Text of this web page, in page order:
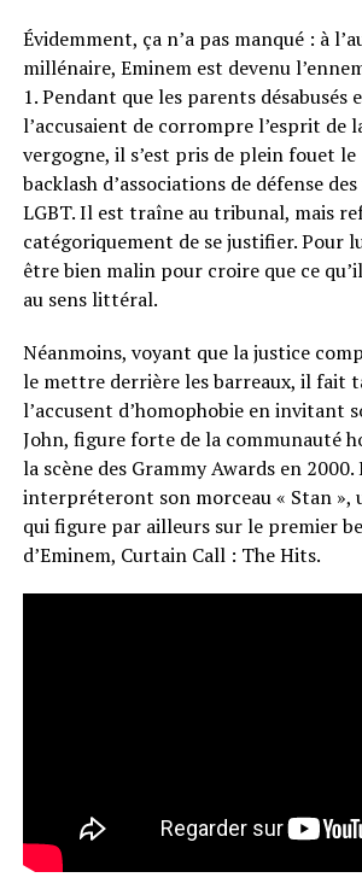
Évidemment, ça n’a pas manqué : à
millénaire, Eminem est devenu
1.Pendant que les parents désabusés
l’accusaient de corrompre l’esprit de
vergogne, il s’est pris de plein fouet le
backlashd’associations de défense
LGBT.Il est traîneau tribunal, mais
catégoriquement de se justifier.Pour
être bien malin pour croire que ce
au sens littéral.
Néanmoins, voyant que la justice
le mettre derrière les barreaux, il fait
l’accusent d’homophobie en invitant
John, figure forte de la communauté
la scène des GrammyAwardsen 2000.
interpréteront son morceau « Stan »,
qui figure par ailleurs sur le premier
d’Eminem, Curtain Call: The Hits.